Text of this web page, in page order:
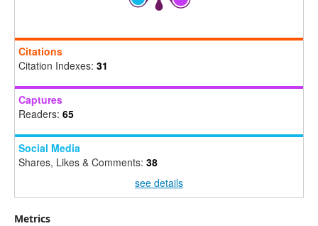
Citations
Citation Indexes: 31
Captures
Readers: 65
Social Media
Shares, Likes & Comments: 38
see details
Metrics